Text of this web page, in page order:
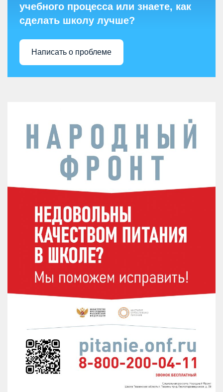
учебного процесса или знаете, как
сделать школу лучше?
Написать о проблеме